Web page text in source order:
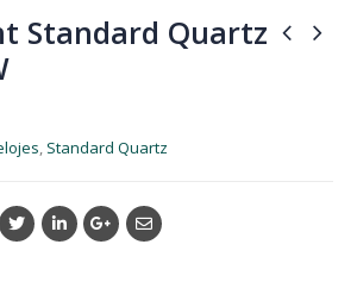
Standard Quartz
, Standard Quartz